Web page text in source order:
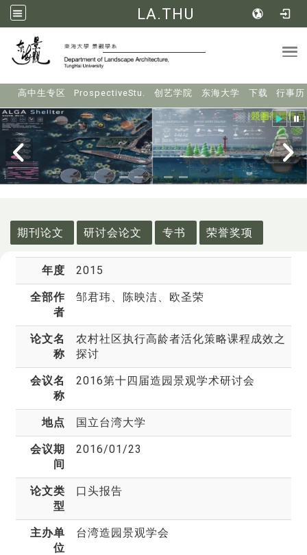
LA.THU
高中生专区 ProspectiveStu. 创艺学院 东海大学 下载 行事历
期刊论文
研讨会论文 专书 荣誉奖项
年度 2015
全部作
者
邹君玮、陈映洁、欧圣荣
论文名
称
农村社区执行高龄者活化策略课程成效之
探讨
会议名
称
2016第十四届造园景观学术研讨会
地点 国立台湾大学
会议期
间
2016/01/23
论文类
型
口头报告
主办单
位
台湾造园景观学会